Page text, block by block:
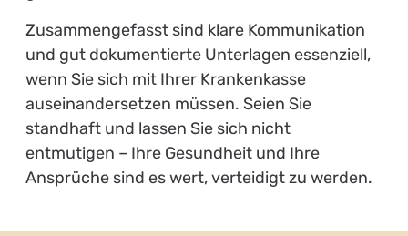
Zusammengefasst sind klare Kommunikation
und gut dokumentierte Unterlagen essenziell,
wenn Sie sich mit Ihrer Krankenkasse
auseinandersetzen müssen. Seien Sie
standhaft und lassen Sie sich nicht
entmutigen – Ihre Gesundheit und Ihre
Ansprüche sind es wert, verteidigt zu werden.